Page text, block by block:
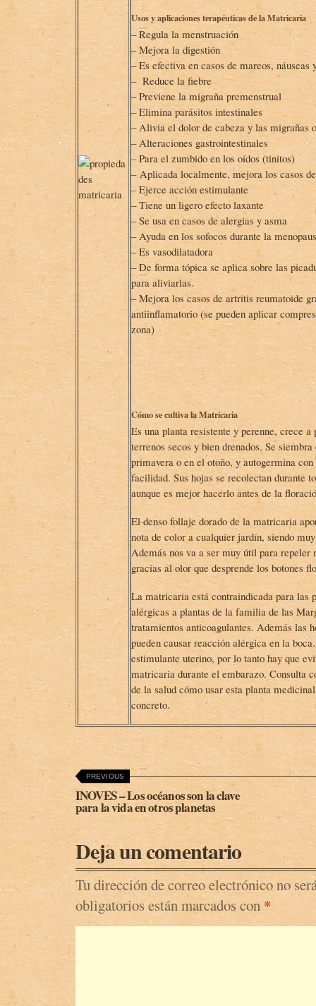
Usos y aplicaciones terapéuticas de la Matricaria
– Regula la menstruación
– Mejora la digestión
– Es efectiva en casos de mareos, náuseas
– Reduce la fiebre
– Previene la migraña premenstrual
– Elimina parásitos intestinales
– Alivia el dolor de cabeza y las migrañas
– Alteraciones gastrointestinales
– Para el zumbido en los oídos (tinitos)
– Aplicada localmente, mejora los casos
– Ejerce acción estimulante
– Tiene un ligero efecto laxante
– Se usa en casos de alergias y asma
– Ayuda en los sofocos durante la
– Es vasodilatadora
– De forma tópica se aplica sobre las
para aliviarlas.
– Mejora los casos de artritis reumatoide
antiinflamatorio (se pueden aplicar
zona)
Cómo se cultiva la Matricaria
Es una planta resistente y perenne, crece a
terrenos secos y bien drenados. Se siembra
primavera o en el otoño, y autogermina
facilidad. Sus hojas se recolectan durante
aunque es mejor hacerlo antes de la
El denso follaje dorado de la matricaria
nota de color a cualquier jardín, siendo
Además nos va a ser muy útil para repeler
gracias al olor que desprende los botones
La matricaria está contraindicada para las
alérgicas a plantas de la familia de las
tratamientos anticoagulantes. Además las
pueden causar reacción alérgica en la
estimulante uterino, por lo tanto hay que
matricaria durante el embarazo. Consulta
de la salud cómo usar esta planta
concreto.
PREVIOUS
INOVES – Los océanos son la clave
para la vida en otros planetas
Deja un comentario
Tu dirección de correo electrónico no
obligatorios están marcados con *